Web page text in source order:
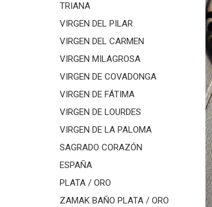
TRIANA
VIRGEN DEL PILAR
VIRGEN DEL CARMEN
VIRGEN MILAGROSA
VIRGEN DE COVADONGA
VIRGEN DE FÁTIMA
VIRGEN DE LOURDES
VIRGEN DE LA PALOMA
SAGRADO CORAZÓN
ESPAÑA
PLATA / ORO
ZAMAK BAÑO PLATA / ORO